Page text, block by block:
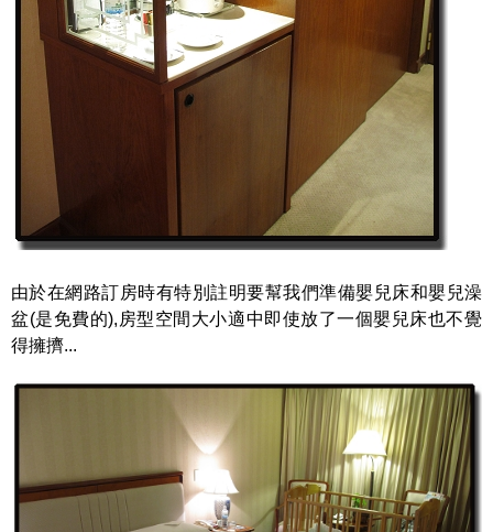
由於在網路訂房時有特別註明要幫我們準備嬰兒床和嬰兒澡
盆(是免費的),房型空間大小適中即使放了一個嬰兒床也不覺
得擁擠...